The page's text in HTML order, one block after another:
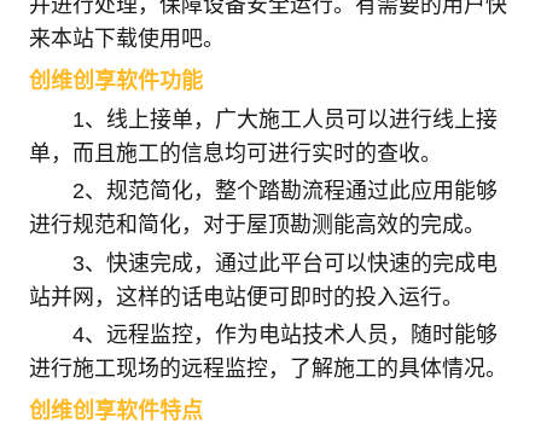
并进行处理，保障设备安全运行。有需要的用户快
来本站下载使用吧。
创维创享软件功能
1、线上接单，广大施工人员可以进行线上接
单，而且施工的信息均可进行实时的查收。
2、规范简化，整个踏勘流程通过此应用能够
进行规范和简化，对于屋顶勘测能高效的完成。
3、快速完成，通过此平台可以快速的完成电
站并网，这样的话电站便可即时的投入运行。
4、远程监控，作为电站技术人员，随时能够
进行施工现场的远程监控，了解施工的具体情况。
创维创享软件特点